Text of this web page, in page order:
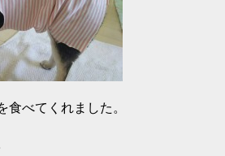
べてくれました。